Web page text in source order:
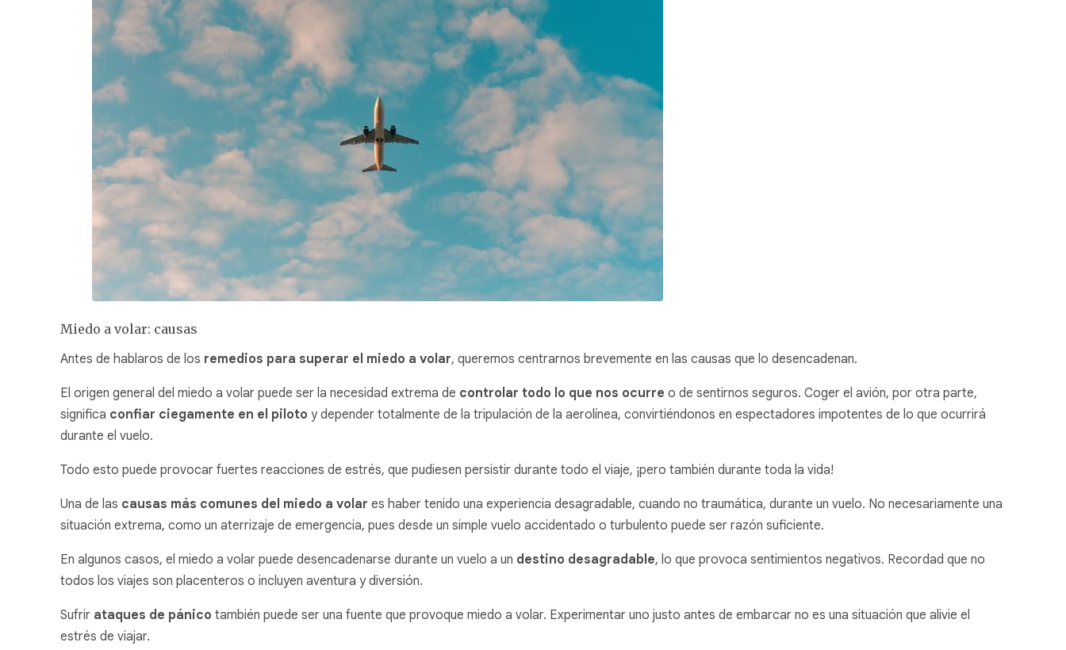
Miedo a volar: causas
Antes de hablaros de los remedios para superar el miedo a volar, queremos centrarnos brevemente en las causas que lo desencadenan.
El origen general del miedo a volar puede ser la necesidad extrema de controlar todo lo que nos ocurre o de sentirnos seguros. Coger el avión, por otra parte,
significa confiar ciegamente en el piloto y depender totalmente de la tripulación de la aerolínea, convirtiéndonos en espectadores impotentes de lo que ocurrirá
durante el vuelo.
Todo esto puede provocar fuertes reacciones de estrés, que pudiesen persistir durante todo el viaje, ¡pero también durante toda la vida!
Una de las causas más comunes del miedo a volar es haber tenido una experiencia desagradable, cuando no traumática, durante un vuelo. No necesariamente una
situación extrema, como un aterrizaje de emergencia, pues desde un simple vuelo accidentado o turbulento puede ser razón suficiente.
En algunos casos, el miedo a volar puede desencadenarse durante un vuelo a un destino desagradable, lo que provoca sentimientos negativos. Recordad que no
todos los viajes son placenteros o incluyen aventura y diversión.
Sufrir ataques de pánico también puede ser una fuente que provoque miedo a volar. Experimentar uno justo antes de embarcar no es una situación que alivie el
estrés de viajar.